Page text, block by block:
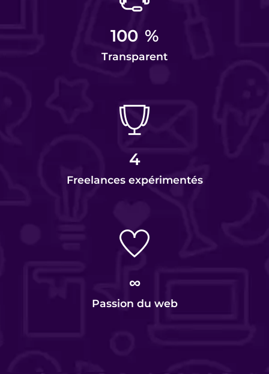
100 %
Transparent
4
Freelances expérimentés
∞
Passion du web